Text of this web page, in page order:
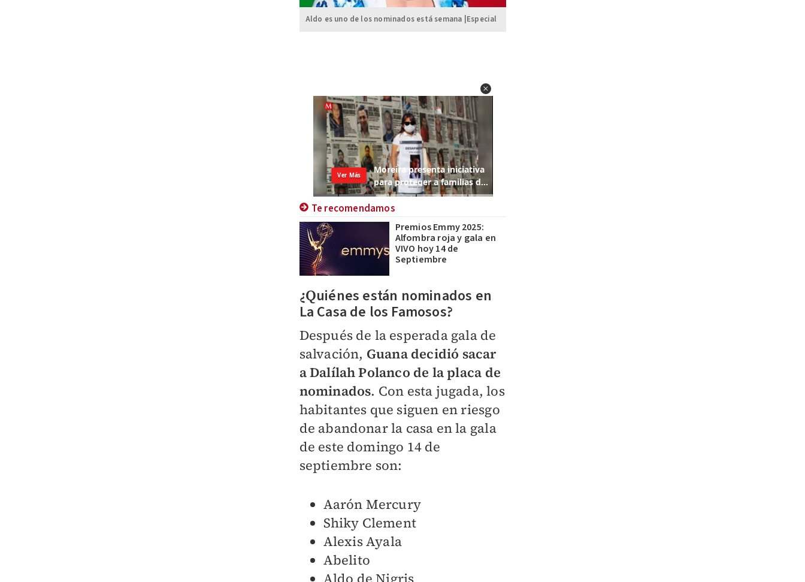
Aldo es uno de los nominados está semana |Especial
Te recomendamos
Premios Emmy 2025:
Alfombra roja y gala en
VIVO hoy 14 de
Septiembre
¿Quiénes están nominados en
La Casa de los Famosos?
Después de la esperada gala de
salvación, Guana decidió sacar
a Dalílah Polanco de la placa de
nominados. Con esta jugada, los
habitantes que siguen en riesgo
de abandonar la casa en la gala
de este domingo 14 de
septiembre son:
Aarón Mercury
Shiky Clement
Alexis Ayala
Abelito
Aldo de Nigris